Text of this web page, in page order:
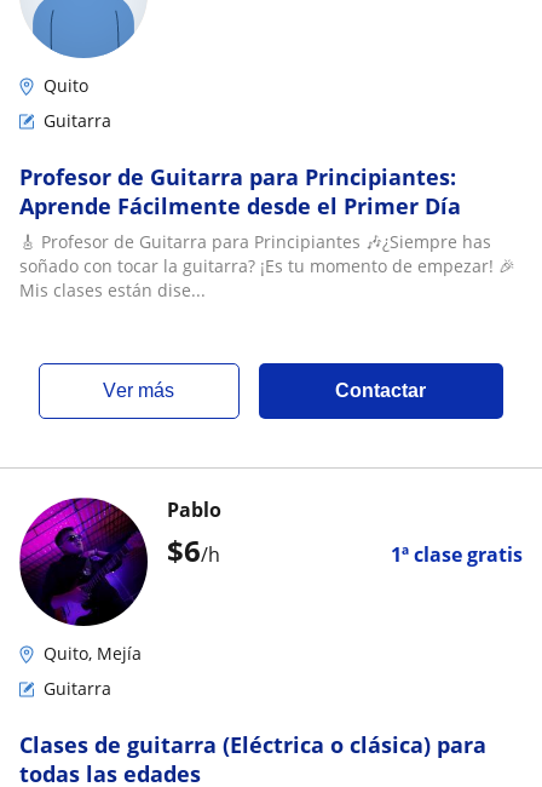
Quito
Guitarra
Profesor de Guitarra para Principiantes:
Aprende Fácilmente desde el Primer Día
🎸 Profesor de Guitarra para Principiantes 🎶¿Siempre has
soñado con tocar la guitarra? ¡Es tu momento de empezar! 🎉
Mis clases están dise...
ver más Contactar
$6/h 1ª clase gratis
Pablo
Quito, Mejía
Guitarra
Clases de guitarra (Eléctrica o clásica) para
todas las edades